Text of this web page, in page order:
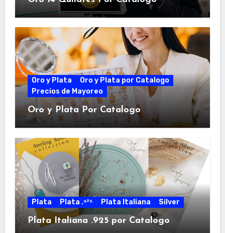
Oro y Plata
Oro y Plata por Catalogo
Precios de Mayoreo
Oro y Plata Por Catalogo
Plata Plata .⁹²⁵ Plata Italiana Silver
Plata Italiana .925 por Catalogo